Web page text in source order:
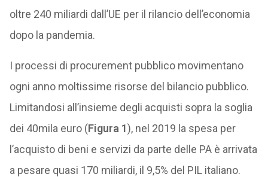
oltre 240 miliardi dall’UE per il rilancio dell’economia
dopo la pandemia.
I processi di procurement pubblico movimentano
ogni anno moltissime risorse del bilancio pubblico.
Limitandosi all’insieme degli acquisti sopra la soglia
dei 40mila euro (Figura 1), nel 2019 la spesa per
l’acquisto di beni e servizi da parte delle PA è arrivata
a pesare quasi 170 miliardi, il 9,5% del PIL italiano.